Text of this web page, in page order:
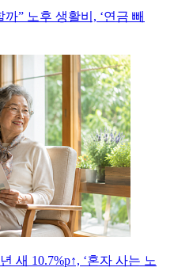
” 노후 생활비, ‘연금 빼
새 10.7%p↑, ‘혼자 사는 노